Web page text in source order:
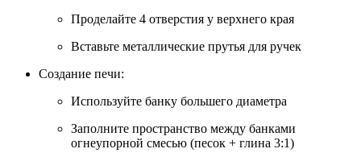
Проделайте 4 отверстия у верхнего края
Вставьте металлические прутья для ручек
Создание печи:
Используйте банку большего диаметра
Заполните пространство между банками
огнеупорной смесью (песок + глина 3:1)